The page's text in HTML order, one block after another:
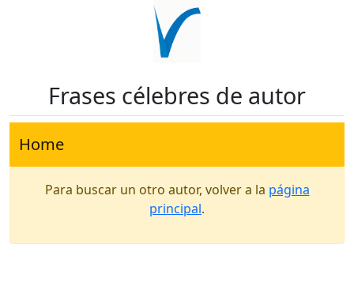
Frases célebres de autor
Home
Para buscar un otro autor, volver a la página
principal.